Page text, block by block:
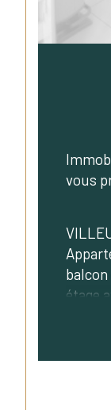
vous
balcon
étage